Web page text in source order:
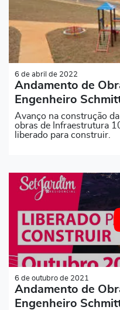
6 de abril de 2022
Andamento de
Engenheiro
Avanço na construção
obras de Infraestrutura
liberado para construir.
6 de outubro de 2021
Andamento de
Engenheiro